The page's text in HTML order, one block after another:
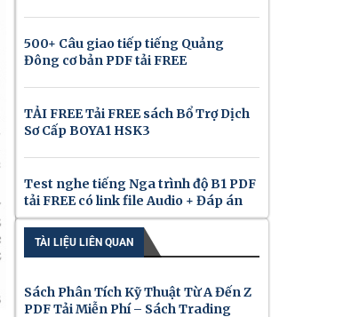
500+ Câu giao tiếp tiếng Quảng
Đông cơ bản PDF tải FREE
TẢI FREE Tải FREE sách Bổ Trợ Dịch
Sơ Cấp BOYA1 HSK3
Test nghe tiếng Nga trình độ B1 PDF
tải FREE có link file Audio + Đáp án
TÀI LIỆU LIÊN QUAN
Sách Phân Tích Kỹ Thuật Từ A Đến Z
PDF Tải Miễn Phí – Sách Trading